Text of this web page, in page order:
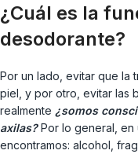
¿Cuál es la
desodorante?
Por un lado, evitar que la
piel, y por otro, evitar las
realmente ¿somos
axilas?Por lo general, en
encontramos: alcohol,